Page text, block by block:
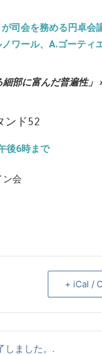
司会を務める円卓会
ワール、A.ゴーティ
部に富んだ普遍性」
ンド52
後6時まで
会
+ iCal /
しました。.